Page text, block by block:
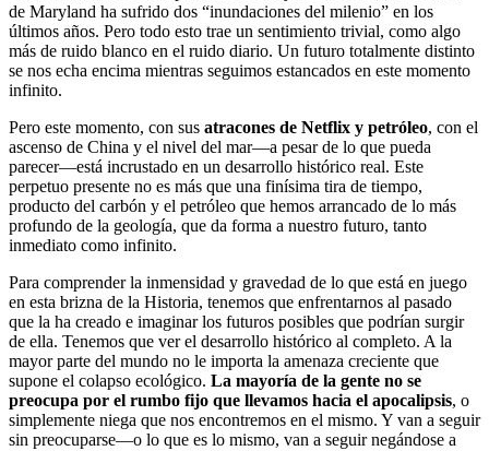
de Maryland ha sufrido dos “inundaciones del milenio” en los
últimos años. Pero todo esto trae un sentimiento trivial, como algo
más de ruido blanco en el ruido diario. Un futuro totalmente distinto
se nos echa encima mientras seguimos estancados en este momento
infinito.
Pero este momento, con sus atracones de Netflix y petróleo, con el
ascenso de China y el nivel del mar—a pesar de lo que pueda
parecer—está incrustado en un desarrollo histórico real. Este
perpetuo presente no es más que una finísima tira de tiempo,
producto del carbón y el petróleo que hemos arrancado de lo más
profundo de la geología, que da forma a nuestro futuro, tanto
inmediato como infinito.
Para comprender la inmensidad y gravedad de lo que está en juego
en esta brizna de la Historia, tenemos que enfrentarnos al pasado
que la ha creado e imaginar los futuros posibles que podrían surgir
de ella. Tenemos que ver el desarrollo histórico al completo. A la
mayor parte del mundo no le importa la amenaza creciente que
supone el colapso ecológico. La mayoría de la gente no se
preocupa por el rumbo fijo que llevamos hacia el apocalipsis, o
simplemente niega que nos encontremos en el mismo. Y van a seguir
sin preocuparse—o lo que es lo mismo, van a seguir negándose a